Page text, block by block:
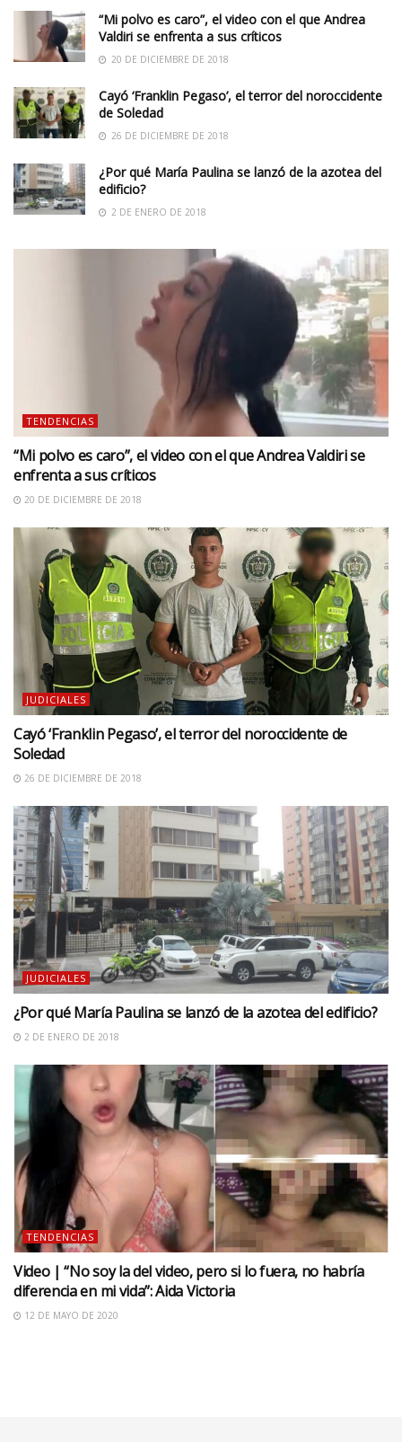
“Mi polvo es caro”, el video con el que Andrea
Valdiri se enfrenta a sus críticos
20 DE DICIEMBRE DE 2018
Cayó ‘Franklin Pegaso’, el terror del noroccidente
de Soledad
26 DE DICIEMBRE DE 2018
¿Por qué María Paulina se lanzó de la azotea del
edificio?
2 DE ENERO DE 2018
TENDENCIAS
“Mi polvo es caro”, el video con el que Andrea Valdiri se
enfrenta a sus críticos
20 DE DICIEMBRE DE 2018
JUDICIALES
Cayó ‘Franklin Pegaso’, el terror del noroccidente de
Soledad
26 DE DICIEMBRE DE 2018
JUDICIALES
¿Por qué María Paulina se lanzó de la azotea del edificio?
2 DE ENERO DE 2018
TENDENCIAS
Video | “No soy la del video, pero si lo fuera, no habría
diferencia en mi vida”: Aida Victoria
12 DE MAYO DE 2020